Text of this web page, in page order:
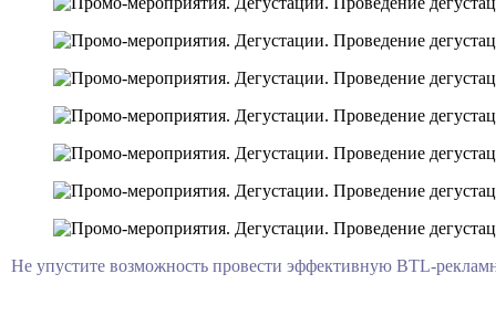
Не упустите возможность провести эффективную BTL-